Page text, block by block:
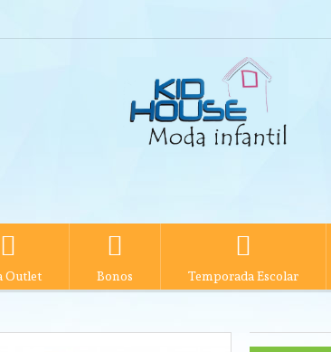
Outlet Bonos Temporada Escolar